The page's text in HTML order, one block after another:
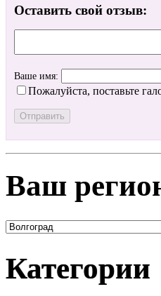
Оставить свой отзыв:
Ваше имя:
Пожалуйста, поставьте
Ваш
Категории